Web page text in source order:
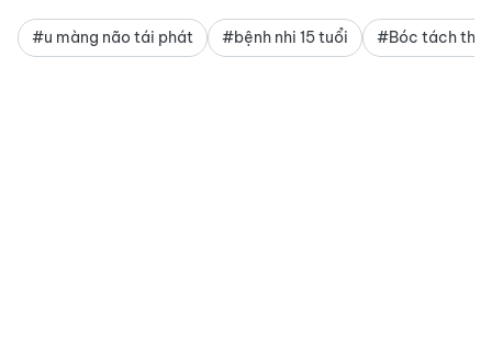
#u màng não tái phát #bệnh nhi 15 tuổi #Bóc tách